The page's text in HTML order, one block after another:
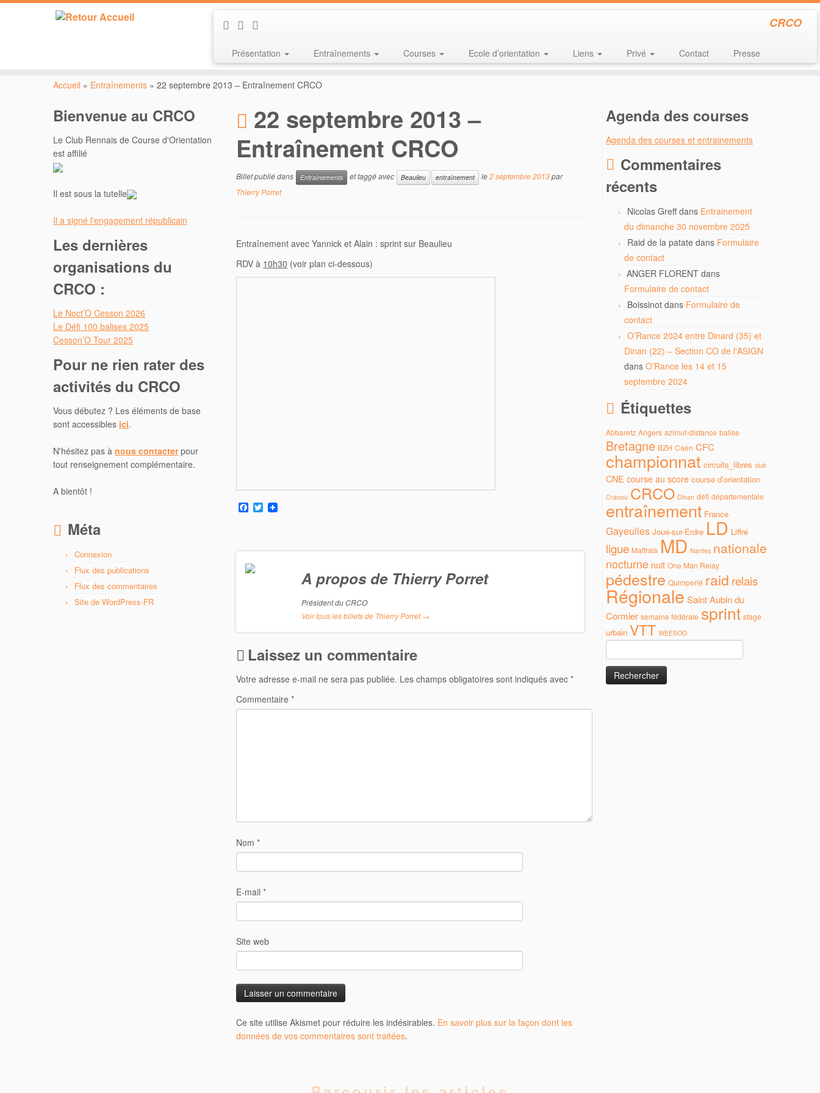
CRCO
Présentation Entraînements Courses Ecole d’orientation Liens Privé Contact Presse
Accueil » Entraînements » 22 septembre 2013 – Entraînement CRCO
Bienvenue au CRCO
Le Club Rennais de Course d'Orientation
est affilié
Il est sous la tutelle
Il a signé l'engagement républicain
Les dernières
organisations du
CRCO :
Le Noct’O Cesson 2026
Le Défi 100 balises 2025
Cesson’O Tour 2025
Pour ne rien rater des
activités du CRCO
Vous débutez ? Les éléments de base
sont accessibles ici.
N'hésitez pas à nous contacterpour
tout renseignement complémentaire.
A bientôt !
Méta
Connexion
Flux des publications
Flux des commentaires
Site de WordPress-FR
22 septembre 2013 –
Entraînement CRCO
Billet publié dans Entraînements et taggé avec Beaulieu entraînement le2 septembre 2013par
Thierry Porret
Entraînement avec Yannick et Alain : sprint sur Beaulieu
RDV à 10h30 (voir plan ci-dessous)
F
a
o
o
k
T
w
e
A propos de Thierry Porret
Président du CRCO
Voir tous les billets de Thierry Porret→
Laissez un commentaire
Votre adresse e-mail ne sera pas publiée. Les champs obligatoires sont indiqués avec *
Commentaire *
Nom *
E-mail *
Site web
Ce site utilise Akismet pour réduire les indésirables. En savoir plus sur la façon dont les
données de vos commentaires sont traitées.
Agenda des courses
Agenda des courses et entrainements
Commentaires
récents
Nicolas Greffdans Entrainement
du dimanche 30 novembre 2025
Raid de la patate dans Formulaire
de contact
ANGER FLORENT dans
Formulaire de contact
Boissinot dans Formulaire de
contact
O’Rance 2024 entre Dinard (35) et
Dinan (22) – Section CO de l'ASIGN
dans O’Rance les 14 et 15
septembre 2024
Étiquettes
Abbaretz Angers azimut-distance balise
Bretagne BZH Caen CFC
championnat circuits_libres club
CNE course au score course d'orientation
Cranou CRCO Dinan défi départementale
entraînement France
Gayeulles Joué-sur-Erdre LD Liffré
ligue Maffrais MD Nantes nationale
nocturne nuit One Man Relay
pédestre Quimperlé raid relais
Régionale Saint Aubin du
Cormier semaine fédérale sprint stage
urbain VTT WEESOO